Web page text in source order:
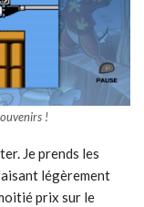
!
Je prends les
légèrement
prix sur le